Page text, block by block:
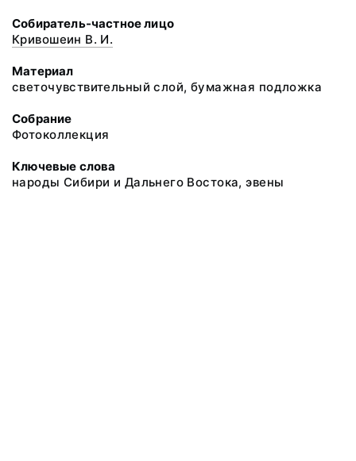
Собиратель-частное лицо
Кривошеин В. И.
Материал
светочувствительный слой, бумажная подложка
Собрание
Фотоколлекция
Ключевые слова
народы Сибири и Дальнего Востока, эвены